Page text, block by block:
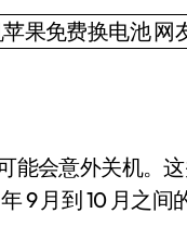
能会意外关机。
9 月到 10 月之间